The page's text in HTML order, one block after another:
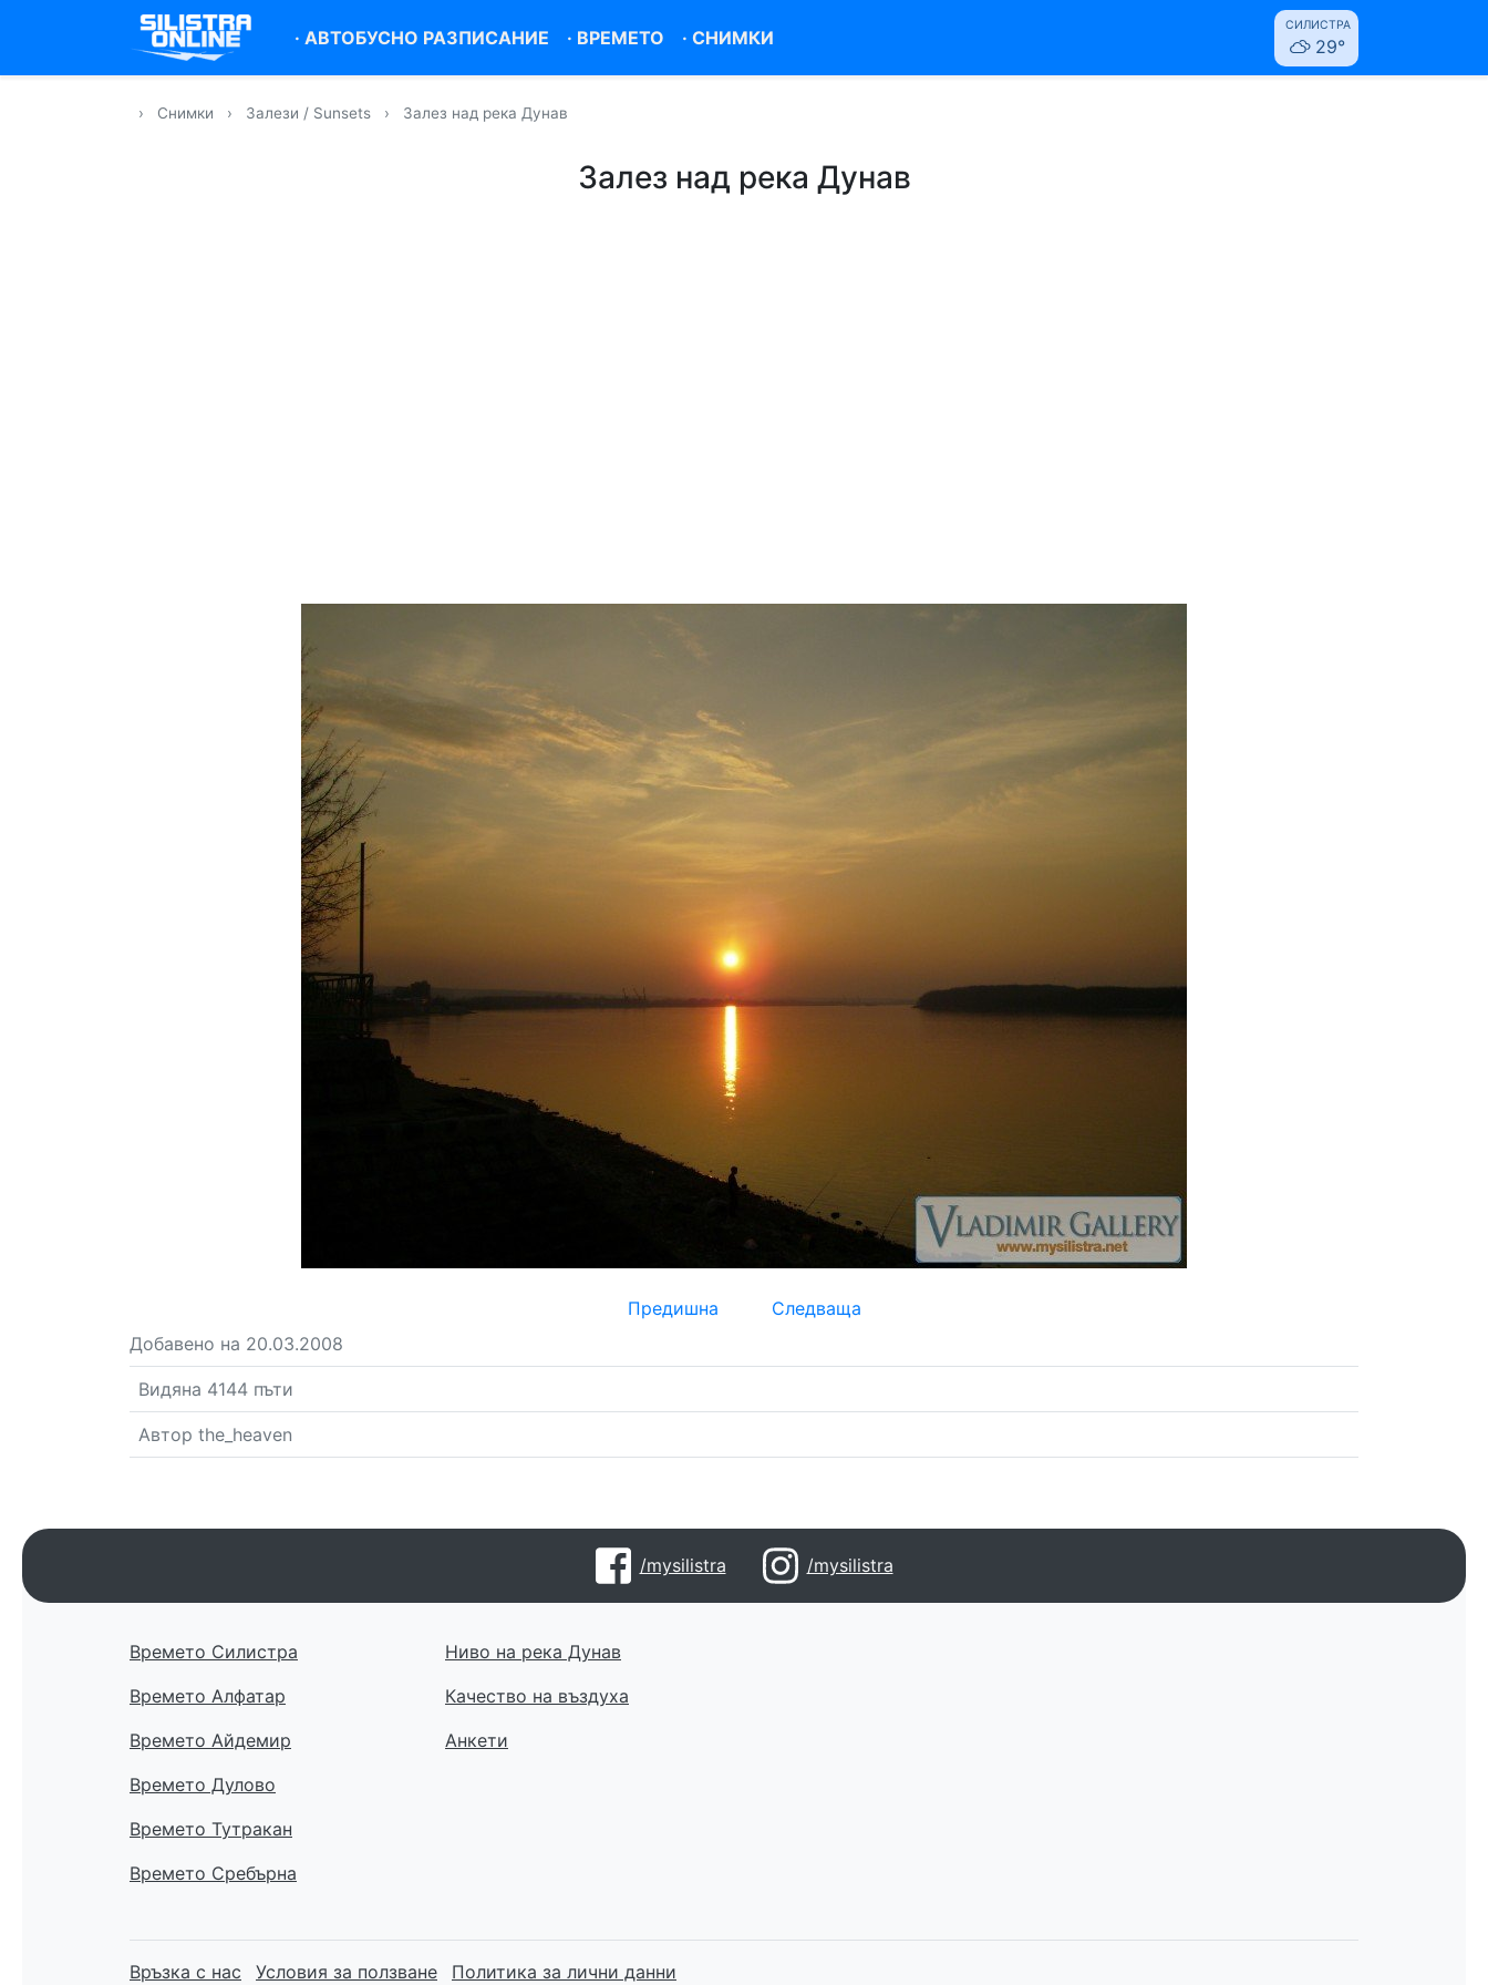
·АВТОБУСНО РАЗПИСАНИЕ · ВРЕМЕТО ·СНИМКИ
СИЛИСТРА
29°
› Снимки › Залези / Sunsets › Залез над река Дунав
Залез над река Дунав
Предишна
Следваща
Добавено на 20.03.2008
Видяна 4144 пъти
Автор the_heaven
/mysilistra /mysilistra
Времето Силистра
Времето Алфатар
Времето Айдемир
Времето Дулово
Времето Тутракан
Времето Сребърна
Ниво на река Дунав
Качество на въздуха
Анкети
Връзка с нас Условия за ползване Политика за лични данни